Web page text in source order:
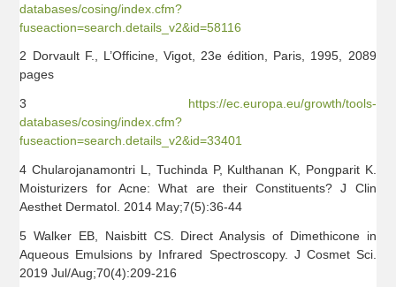
databases/cosing/index.cfm?
fuseaction=search.details_v2&id=58116
2 Dorvault F., L’Officine, Vigot, 23e édition, Paris, 1995, 2089
pages
3 https://ec.europa.eu/growth/tools-
databases/cosing/index.cfm?
fuseaction=search.details_v2&id=33401
4 Chularojanamontri L, Tuchinda P, Kulthanan K, Pongparit K.
Moisturizers for Acne: What are their Constituents? J Clin
Aesthet Dermatol. 2014 May;7(5):36-44
5 Walker EB, Naisbitt CS. Direct Analysis of Dimethicone in
Aqueous Emulsions by Infrared Spectroscopy. J Cosmet Sci.
2019 Jul/Aug;70(4):209-216